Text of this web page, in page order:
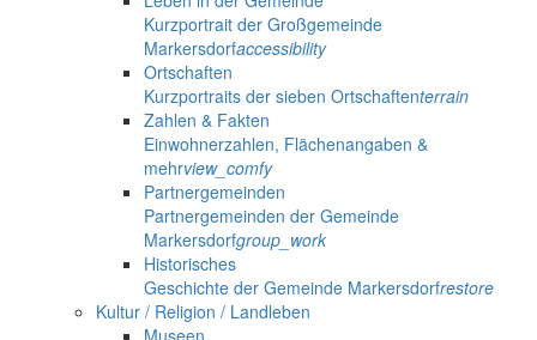
Kurzportrait der Großgemeinde
Markersdorfaccessibility
Ortschaften
Kurzportraits der sieben Ortschaftenterrain
Zahlen & Fakten
Einwohnerzahlen, Flächenangaben &
mehrview_comfy
Partnergemeinden
Partnergemeinden der Gemeinde
Markersdorfgroup_work
Historisches
Geschichte der Gemeinde Markersdorfrestore
Kultur / Religion / Landleben